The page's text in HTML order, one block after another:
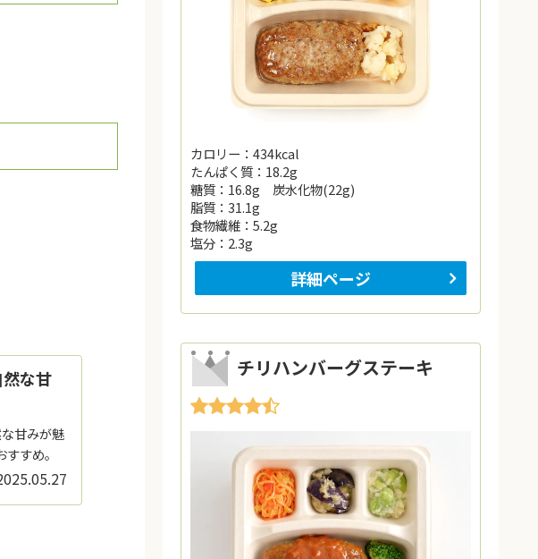
な甘
甘みが魅
すめ。
カロリー：434kcal
たんぱく質：18.2g
糖質：16.8g 炭水化物(22g)
脂質：31.1g
食物繊維：5.2g
塩分：2.3g
詳細ページ
チリハンバーグステーキ